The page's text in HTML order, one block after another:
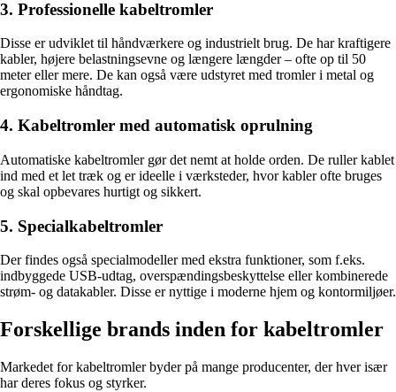
3. Professionelle kabeltromler
Disse er udviklet til håndværkere og industrielt brug. De har kraftigere
kabler, højere belastningsevne og længere længder – ofte op til 50
meter eller mere. De kan også være udstyret med tromler i metal og
ergonomiske håndtag.
4. Kabeltromler med automatisk oprulning
Automatiske kabeltromler gør det nemt at holde orden. De ruller kablet
ind med et let træk og er ideelle i værksteder, hvor kabler ofte bruges
og skal opbevares hurtigt og sikkert.
5. Specialkabeltromler
Der findes også specialmodeller med ekstra funktioner, som f.eks.
indbyggede USB-udtag, overspændingsbeskyttelse eller kombinerede
strøm- og datakabler. Disse er nyttige i moderne hjem og kontormiljøer.
Forskellige brands inden for kabeltromler
Markedet for kabeltromler byder på mange producenter, der hver især
har deres fokus og styrker.